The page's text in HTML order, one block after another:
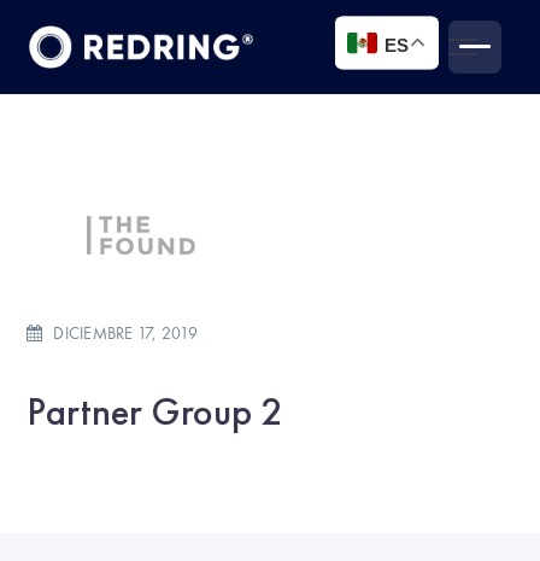
ES
DICIEMBRE 17, 2019
Partner Group 2